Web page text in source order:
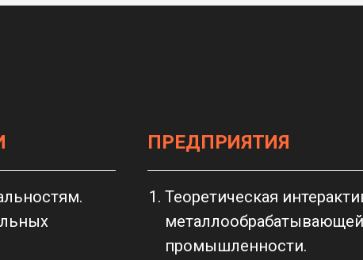
ПРЕДПРИЯТИЯ
Теоретическая
промышленности.